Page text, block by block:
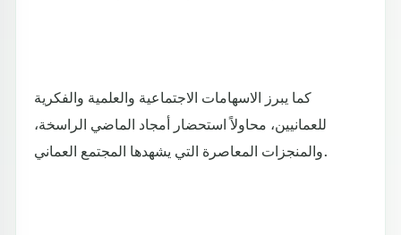
كما يبرز الاسهامات الاجتماعية والعلمية والفكرية
للعمانيين، محاولاً استحضار أمجاد الماضي الراسخة،
والمنجزات المعاصرة التي يشهدها المجتمع العماني.